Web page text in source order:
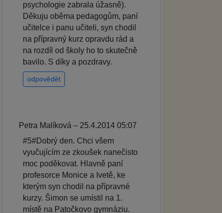
psychologie zabrala úžasně).
Děkuju oběma pedagogům, paní
učitelce i panu učiteli, syn chodil
na přípravný kurz opravdu rád a
na rozdíl od školy ho to skutečně
bavilo. S díky a pozdravy.
odpovědět
Petra Malíková – 25.4.2014 05:07
#5#Dobrý den. Chci všem
vyučujícím ze zkoušek nanečisto
moc poděkovat. Hlavně paní
profesorce Monice a Ivetě, ke
kterým syn chodil na přípravné
kurzy. Šimon se umístil na 1.
místě na Patočkovo gymnáziu.